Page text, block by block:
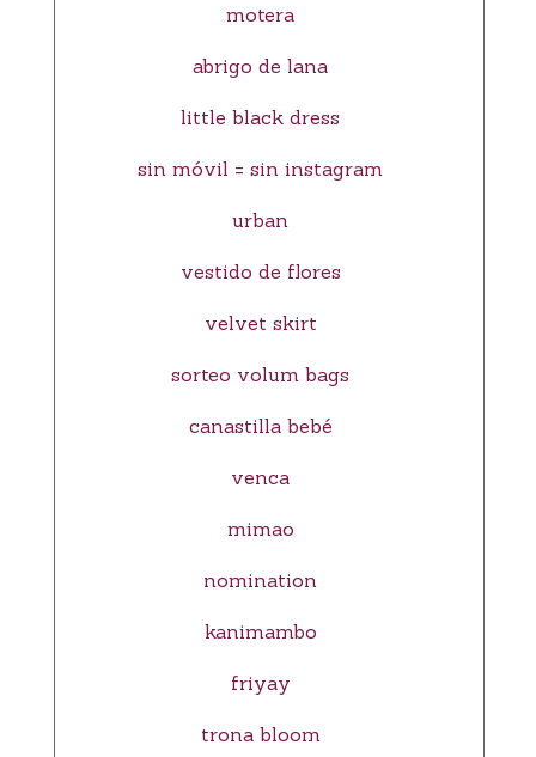
motera
abrigo de lana
little black dress
sin móvil = sin instagram
urban
vestido de flores
velvet skirt
sorteo volum bags
canastilla bebé
venca
mimao
nomination
kanimambo
friyay
trona bloom